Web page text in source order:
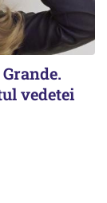
vedetei